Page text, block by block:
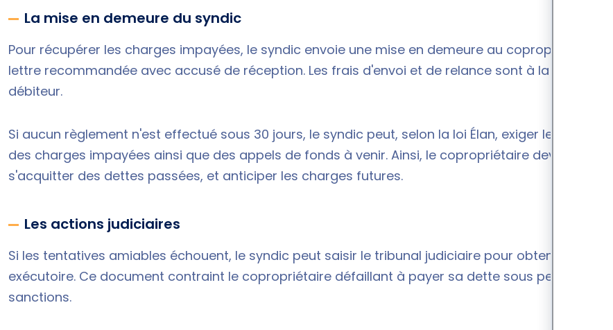
La mise en demeure du syndic
Pour récupérer les charges impayées, le syndic envoie une mise en demeure au copropriétaire par
lettre recommandée avec accusé de réception. Les frais d'envoi et de relance sont à la charge du
débiteur.
Si aucun règlement n'est effectué sous 30 jours, le syndic peut, selon la loi Élan, exiger le paiement
des charges impayées ainsi que des appels de fonds à venir. Ainsi, le copropriétaire devra
s'acquitter des dettes passées, et anticiper les charges futures.
Les actions judiciaires
Si les tentatives amiables échouent, le syndic peut saisir le tribunal judiciaire pour obtenir un titre
exécutoire. Ce document contraint le copropriétaire défaillant à payer sa dette sous peine de
sanctions.